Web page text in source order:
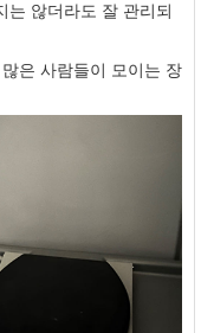
는 않더라도 잘 관리되
은 사람들이 모이는 장